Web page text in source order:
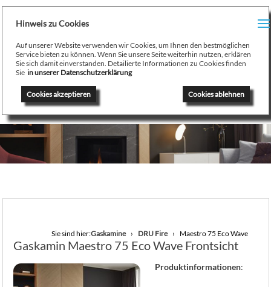
/
Hinweis zu Cookies
Auf unserer Website verwenden wir Cookies, um Ihnen den bestmöglichen
Service bieten zu können. Wenn Sie unsere Seite weiterhin nutzen, erklären
Sie sich damit einverstanden. Detailierte Informationen zu Cookies finden
Sie in unserer Datenschutzerklärung
Cookies ablehnen
Cookies akzeptieren
August Stamminger
Beratung - Planung - Ausführung - Wartung - Reparatur
Ofenbau Kaminbau Gaskamine Kachelofen Heizkamine
Sie sind hier:Gaskamine DRU Fire Maestro 75 Eco Wave
Gaskamin Maestro 75 Eco Wave Frontsicht
Produktinformationen: